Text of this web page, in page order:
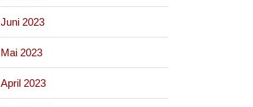
Juni 2023
Mai 2023
April 2023